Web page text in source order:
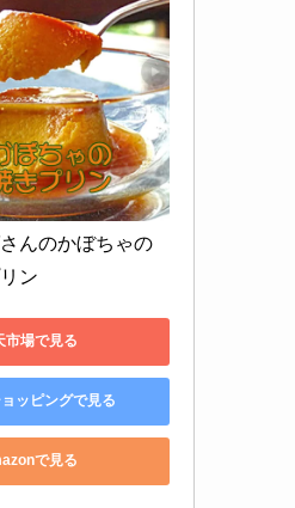
んのかぼちゃの
ン
市場で見る
ッピングで見る
で見る